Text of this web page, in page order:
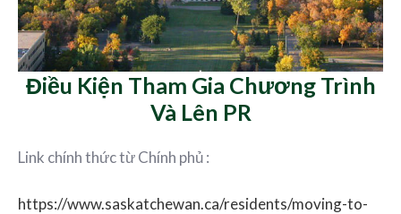
Điều Kiện Tham Gia Chương Trình
Và Lên PR
Link chính thức từ Chính phủ :
https://www.saskatchewan.ca/residents/moving-to-